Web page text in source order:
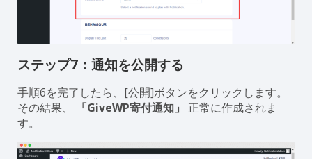
ステップ7：通知を公開する
手順6を完了したら、[公開]ボタンをクリックします。
その結果、
「GiveWP寄付通知」
正常に作成されま
す。